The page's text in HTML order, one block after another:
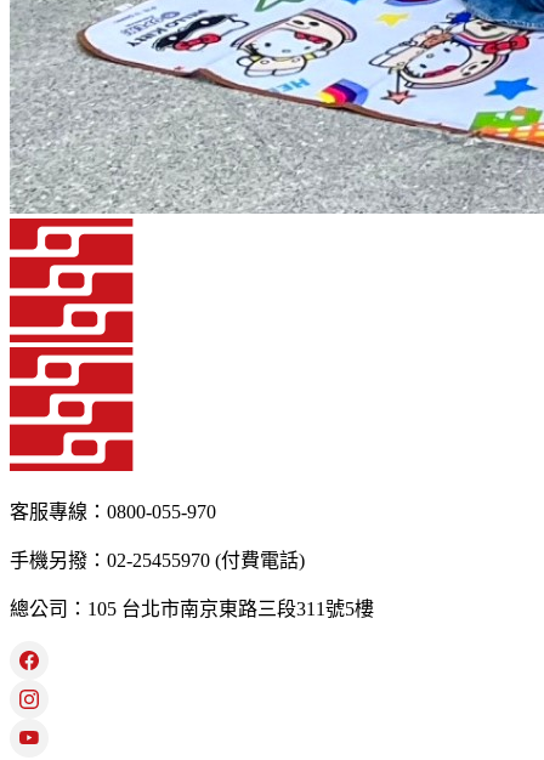
客服專線：0800-055-970
手機另撥：02-25455970 (付費電話)
總公司：105 台北市南京東路三段311號5樓